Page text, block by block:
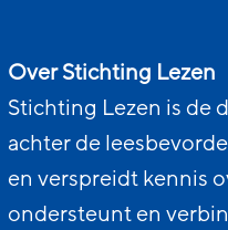
Over Stichting Lezen
Stichting Lezen is de
achter de
en verspreidt kennis
ondersteunt en